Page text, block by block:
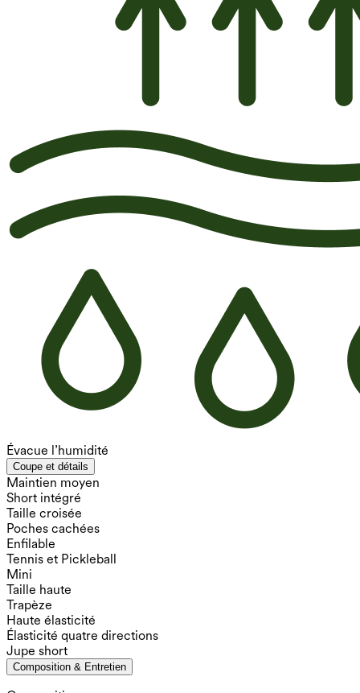
Évacue l’humidité
Coupe et détails
Maintien moyen
Short intégré
Taille croisée
Poches cachées
Enfilable
Tennis et Pickleball
Mini
Taille haute
Trapèze
Haute élasticité
Élasticité quatre directions
Jupe short
Composition & Entretien